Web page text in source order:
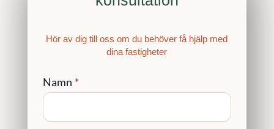
Hör av dig till oss om du behöver få hjälp med
dina fastigheter
Namn *